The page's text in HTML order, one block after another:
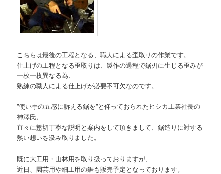
こちらは最後の工程となる、職人による歪取りの作業です。
仕上げの工程となる歪取りは、製作の過程で鋸刃に生じる歪みが
一枚一枚異なる為、
熟練の職人による仕上げが必要不可欠なのです。
”使い手の五感に訴える鋸を”と仰っておられたヒシカ工業社長の
神澤氏。
直々に懇切丁寧な説明と案内をして頂きまして、鋸造りに対する
熱い想いを汲み取りました。
既に大工用・山林用を取り扱っておりますが、
近日、園芸用や細工用の鋸も販売予定となっております。